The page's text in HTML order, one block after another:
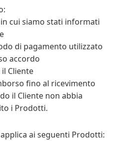
cui siamo stati informati
di pagamento utilizzato
accordo
Cliente
fino al ricevimento
il Cliente non abbia
i Prodotti.
ai seguenti Prodotti: